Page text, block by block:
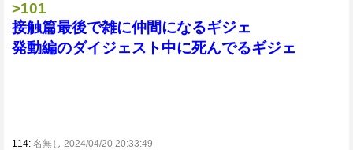
>101
接触篇最後で雑に仲間になるギジェ
発動編のダイジェスト中に死んでるギジェ
114: 名無し 2024/04/20 20:33:49